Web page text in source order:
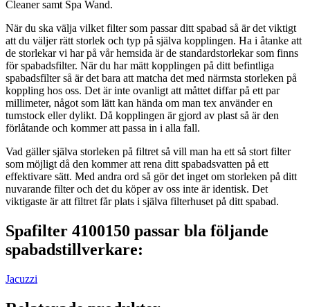
Cleaner samt Spa Wand.
När du ska välja vilket filter som passar ditt spabad så är det viktigt
att du väljer rätt storlek och typ på själva kopplingen. Ha i åtanke att
de storlekar vi har på vår hemsida är de standardstorlekar som finns
för spabadsfilter. När du har mätt kopplingen på ditt befintliga
spabadsfilter så är det bara att matcha det med närmsta storleken på
koppling hos oss. Det är inte ovanligt att måttet diffar på ett par
millimeter, något som lätt kan hända om man tex använder en
tumstock eller dylikt. Då kopplingen är gjord av plast så är den
förlåtande och kommer att passa in i alla fall.
Vad gäller själva storleken på filtret så vill man ha ett så stort filter
som möjligt då den kommer att rena ditt spabadsvatten på ett
effektivare sätt. Med andra ord så gör det inget om storleken på ditt
nuvarande filter och det du köper av oss inte är identisk. Det
viktigaste är att filtret får plats i själva filterhuset på ditt spabad.
Spafilter 4100150 passar bla följande
spabadstillverkare:
Jacuzzi